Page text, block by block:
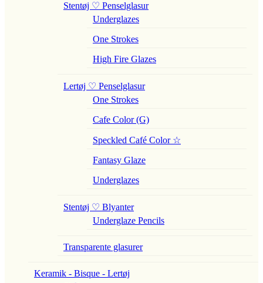
Stentøj ♡ Penselglasur
Underglazes
One Strokes
High Fire Glazes
Lertøj ♡ Penselglasur
One Strokes
Cafe Color (G)
Speckled Café Color ☆
Fantasy Glaze
Underglazes
Stentøj ♡ Blyanter
Underglaze Pencils
Transparente glasurer
Keramik - Bisque - Lertøj